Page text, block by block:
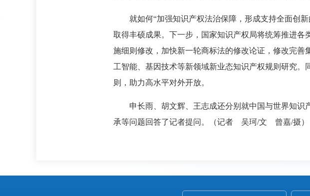
就如何“加强知识产权法治保障，形成支持全面创
取得丰硕成果。下一步，国家知识产权局将统筹推进
施细则修改，加快新一轮商标法的修改论证，修改完
工智能、基因技术等新领域新业态知识产权规则研究
则，助力高水平对外开放。
申长雨、胡文辉、王志成还分别就中国与世界知
承等问题回答了记者提问。（记者 吴珂/文 曾嘉/摄）